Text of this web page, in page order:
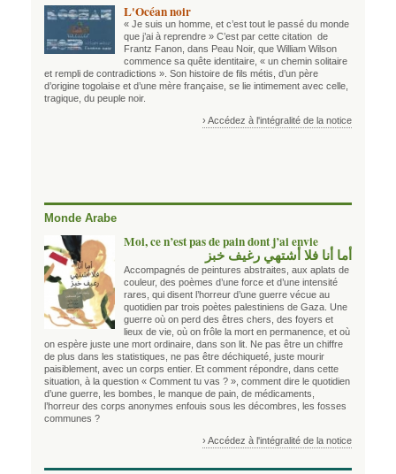
L'Océan noir
« Je suis un homme, et c’est tout le passé du monde
que j’ai à reprendre » C’est par cette citation de
Frantz Fanon, dans Peau Noir, que William Wilson
commence sa quête identitaire, « un chemin solitaire
et rempli de contradictions ». Son histoire de fils métis, d’un père
d’origine togolaise et d’une mère française, se lie intimement avec celle,
tragique, du peuple noir.
› Accédez à l'intégralité de la notice
Monde Arabe
Moi, ce n’est pas de pain dont j’ai envie
أما أنا فلا أشتهي رغيف خبز
Accompagnés de peintures abstraites, aux aplats de
couleur, des poèmes d’une force et d’une intensité
rares, qui disent l’horreur d’une guerre vécue au
quotidien par trois poètes palestiniens de Gaza. Une
guerre où on perd des êtres chers, des foyers et
lieux de vie, où on frôle la mort en permanence, et où
on espère juste une mort ordinaire, dans son lit. Ne pas être un chiffre
de plus dans les statistiques, ne pas être déchiqueté, juste mourir
paisiblement, avec un corps entier. Et comment répondre, dans cette
situation, à la question « Comment tu vas ? », comment dire le quotidien
d’une guerre, les bombes, le manque de pain, de médicaments,
l’horreur des corps anonymes enfouis sous les décombres, les fosses
communes ?
› Accédez à l'intégralité de la notice